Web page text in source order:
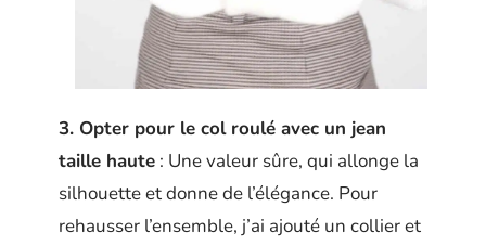
3. Opter pour le col roulé avec un jean
taille haute : Une valeur sûre, qui allonge la
silhouette et donne de l’élégance. Pour
rehausser l’ensemble, j’ai ajouté un collier et